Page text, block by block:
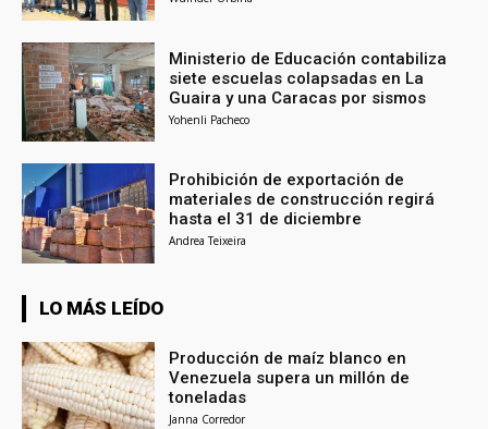
Ministerio de Educación contabiliza
siete escuelas colapsadas en La
Guaira y una Caracas por sismos
Yohenli Pacheco
Prohibición de exportación de
materiales de construcción regirá
hasta el 31 de diciembre
Andrea Teixeira
LO MÁS LEÍDO
Producción de maíz blanco en
Venezuela supera un millón de
toneladas
Janna Corredor